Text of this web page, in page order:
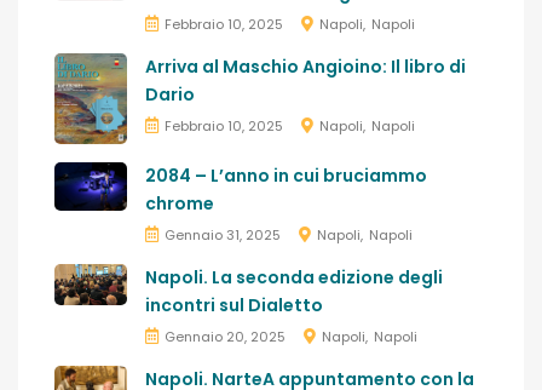
Febbraio 10, 2025 Napoli Napoli
Arriva al Maschio Angioino: Il libro di
Dario
Febbraio 10, 2025 Napoli Napoli
2084 – L’anno in cui bruciammo
chrome
Gennaio 31, 2025 Napoli Napoli
Napoli. La seconda edizione degli
incontri sul Dialetto
Gennaio 20, 2025 Napoli Napoli
Napoli. NarteA appuntamento con la